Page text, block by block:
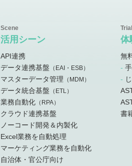
活用シーン
API連携
データ連携基盤
（EAI・ESB）
マスターデータ管理 （MDM）
データ統合基盤 （ETL）
業務自動化 （RPA）
クラウド連携基盤
ノーコード開発＆内製化
Excel業務を自動処理
マーケティング業務を自動化
自治体・官公庁向け
体
無
書